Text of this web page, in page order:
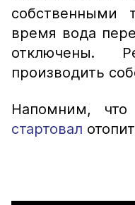
собственными
время вода
отключены.
производить
Напомним, что
стартовал